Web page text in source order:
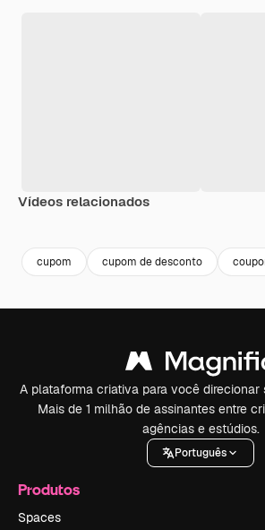
Vídeos relacionados
cupom cupom de desconto
A plataforma criativa para você direcionar
Mais de 1 milhão de assinantes entre
agências e estúdios.
Português
Produtos
Spaces